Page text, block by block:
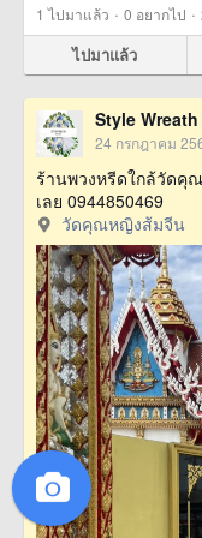
1 ไปมาแล้ว · 0 อยากไป ·
ไปมาแล้ว
Style Wreath
24 กรกฎาคม
ร้านพวงหรีดใกล้วัดคุ
เลย 0944850469
วัดคุณหญิงส้มจีน